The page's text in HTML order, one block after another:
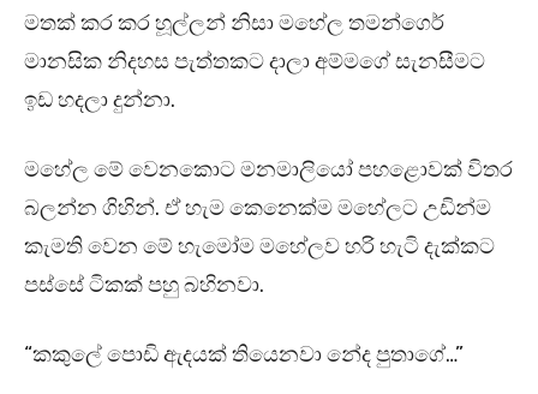
මතක් කර කර හූල්ලන් නිසා මහේල තමන්ගෙර්
මානසික නිදහස පැත්තකට දාලා අම්මගේ සැනසීමට
ඉඩ හදලා දුන්නා.
මහේල මේ වෙනකොට මනමාලියෝ පහළොවක් විතර
බලන්න ගිහින්. ඒ හැම කෙනෙක්ම මහේලට උඩින්ම
කැමති වෙන මේ හැමෝම මහේලව හරි හැටි දැක්කට
පස්සේ ටිකක් පහු බහිනවා.
“කකුලේ පොඩි ඇදයක් තියෙනවා නේද පුතාගේ…”